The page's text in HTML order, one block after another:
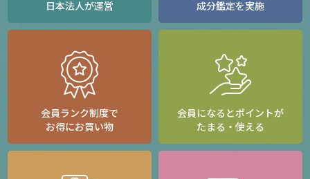
日本法人が運営
成分鑑定を実施
会員ランク制度で
お得にお買い物
会員になるとポイントが
たまる・使える